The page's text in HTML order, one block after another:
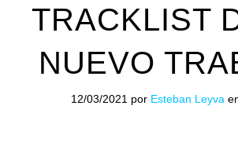
TRACKLIST
NUEVO
12/03/2021 por Esteban Leyva